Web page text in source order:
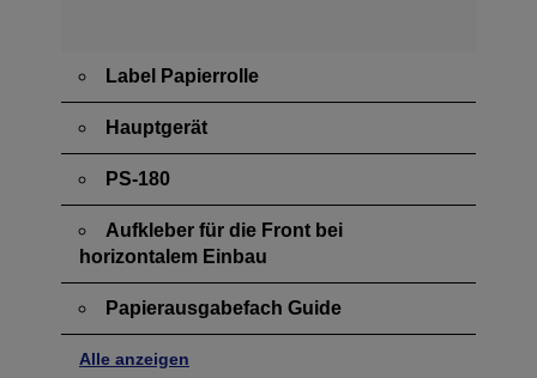
Label Papierrolle
Hauptgerät
PS-180
Aufkleber für die Front bei
horizontalem Einbau
Papierausgabefach Guide
Alle anzeigen